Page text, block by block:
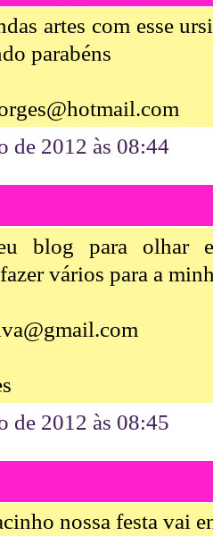
artes com esse
parabéns
de 2012 às 08:44
blog para olhar
vários para a
de 2012 às 08:45
nossa festa vai